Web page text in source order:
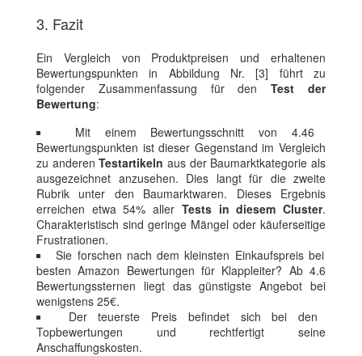
3. Fazit
Ein Vergleich von Produktpreisen und erhaltenen
Bewertungspunkten in Abbildung Nr. [3] führt zu
folgender Zusammenfassung für denTest der
Bewertung:
Mit einem Bewertungsschnitt von 4.46
Bewertungspunkten ist dieser Gegenstand im Vergleich
zu anderenTestartikeln aus der Baumarktkategorie als
ausgezeichnet anzusehen. Dies langt für die zweite
Rubrik unter den Baumarktwaren. Dieses Ergebnis
erreichen etwa 54% aller Tests in diesem Cluster.
Charakteristisch sind geringe Mängel oder käuferseitige
Frustrationen.
Sie forschen nach dem kleinsten Einkaufspreis bei
besten Amazon Bewertungen für Klappleiter? Ab 4.6
Bewertungssternen liegt das günstigste Angebot bei
wenigstens 25€.
Der teuerste Preis befindet sich bei den
Topbewertungen und rechtfertigt seine
Anschaffungskosten.